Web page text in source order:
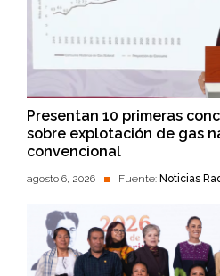
Presentan 10 primeras
sobre explotación de gas
convencional
agosto 6, 2026 Fuente: Noticias